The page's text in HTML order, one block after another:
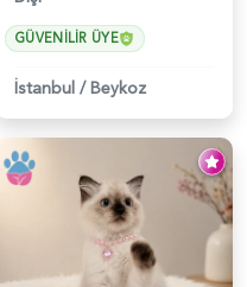
GÜVENILIR ÜYE
İstanbul /Beykoz